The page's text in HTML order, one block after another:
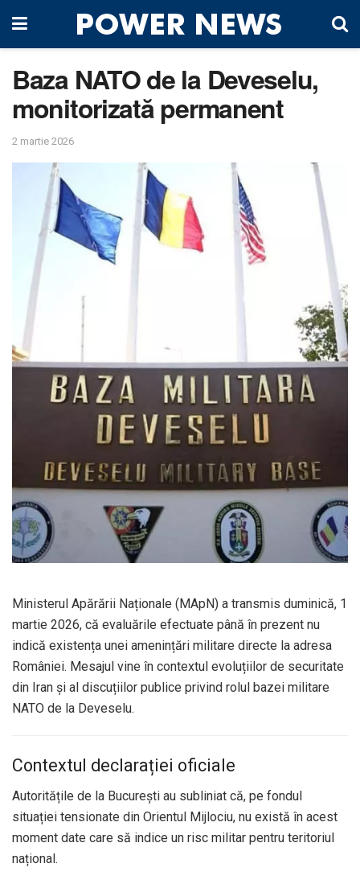
Baza NATO de la Deveselu,
monitorizată permanent
2 martie 2026
Ministerul Apărării Naționale (MApN) a transmis duminică, 1
martie 2026, că evaluările efectuate până în prezent nu
indică existența unei amenințări militare directe la adresa
României. Mesajul vine în contextul evoluțiilor de securitate
din Iran și al discuțiilor publice privind rolul bazei militare
NATO de la Deveselu.
Contextul declarației oficiale
Autoritățile de la București au subliniat că, pe fondul
situației tensionate din Orientul Mijlociu, nu există în acest
moment date care să indice un risc militar pentru teritoriul
național.